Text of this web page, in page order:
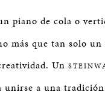
piano de cola o
más que tan solo
Un
unirse a una